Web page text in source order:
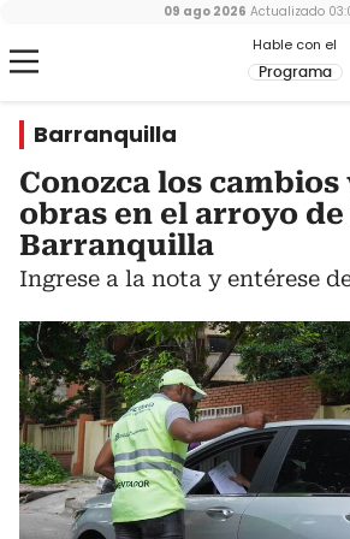
Hable con el
Programa
09 ago 2026 Actualizado
Barranquilla
Conozca los
obras en el arroyo de
Barranquilla
Ingrese a la nota y entérese